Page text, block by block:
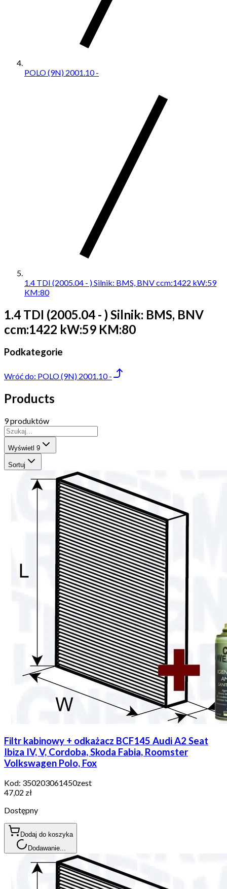
POLO (9N) 2001.10 -
1.4 TDI (2005.04 - ) Silnik: BMS, BNV ccm:1422 kW:59
KM:80
1.4 TDI (2005.04 - ) Silnik: BMS, BNV
ccm:1422 kW:59 KM:80
Podkategorie
Wróć do: POLO (9N) 2001.10 -
Products
9 produktów
Wyświetl 9
Sortuj
Filtr kabinowy + odkażacz BCF145 Audi A2 Seat
Ibiza IV, V, Cordoba, Skoda Fabia, Roomster
Volkswagen Polo, Fox
Kod: 350203061450zest
47,02 zł
Dostępny
Dodaj do koszyka
Dodawanie...